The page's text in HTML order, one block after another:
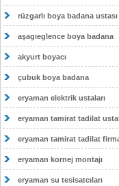
rüzgarlı boya badana ustası
aşagıeglence boya badana
akyurt boyacı
çubuk boya badana
eryaman elektrik ustaları
eryaman tamirat tadilat
eryaman tamirat tadilat
eryaman kornej montajı
eryaman su tesisatcıları